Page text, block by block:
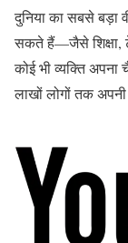
दुनिया का सबसे बड़ा
सकते हैं—जैसे शिक्षा,
कोई भी व्यक्ति
लाखों लोगों तक